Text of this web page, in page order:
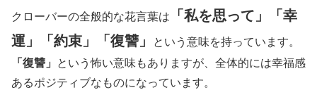
クローバーの全般的な花言葉は
「私を思って」「幸
運」「約束」「復讐」
という意味を持っています。
「復讐」
という怖い意味もありますが、全体的には幸福感
あるポジティブなものになっています。